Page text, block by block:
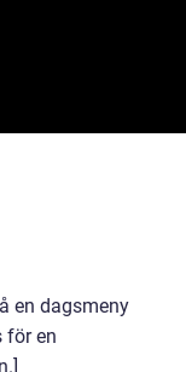
en dagsmeny
för en